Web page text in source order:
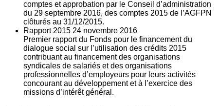
comptes et approbation par le Conseil d’administration
du 29 septembre 2016, des comptes 2015 de l’AGFPN
clôturés au 31/12/2015.
Rapport 2015 24 novembre 2016
Premier rapport du Fonds pour le financement du
dialogue social sur l’utilisation des crédits 2015
contribuant au financement des organisations
syndicales de salariés et des organisations
professionnelles d’employeurs pour leurs activités
concourant au développement et à l’exercice des
missions d’intérêt général.